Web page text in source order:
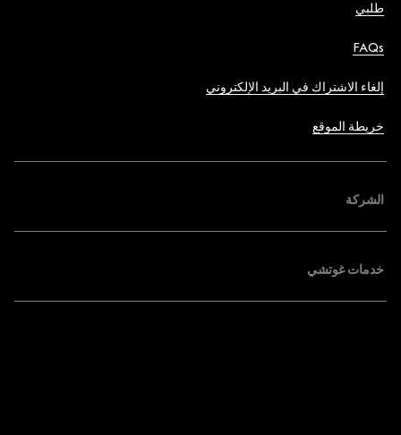
طلبي
FAQs
إلغاء الاشتراك في البريد الإلكتروني
خريطة الموقع
الشركة
خدمات غوتشي